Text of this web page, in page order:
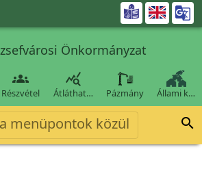

Önkormányzat

Részvétel

Átláthat… Pázmány Állami k…
menüpontok közül 